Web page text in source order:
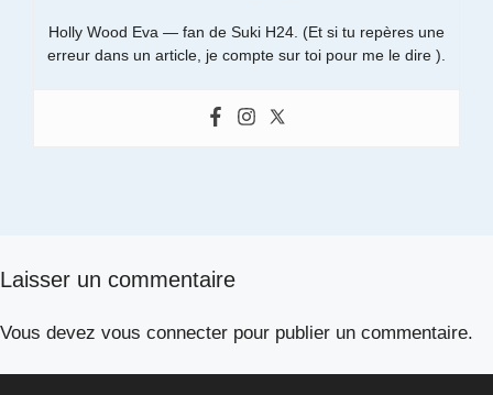
Holly Wood Eva — fan de Suki H24. (Et si tu repères une
erreur dans un article, je compte sur toi pour me le dire ).
Laisser un commentaire
Vous devez vous connecter pour publier un commentaire.